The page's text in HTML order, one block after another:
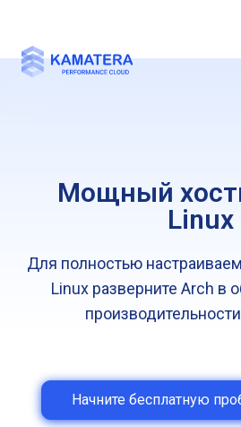
Мощный
Linux
Для полностью
Linux разверните Arch в
Начните бесплатную